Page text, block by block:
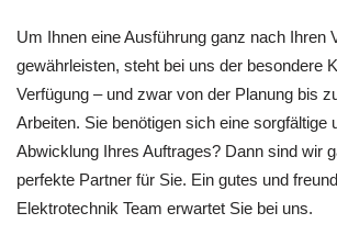
Um Ihnen eine Ausführung ganz nach Ihren
gewährleisten, steht bei uns der besondere
Verfügung – und zwar von der Planung bis
Arbeiten. Sie benötigen sich eine sorgfältige
Abwicklung Ihres Auftrages? Dann sind wir
perfekte Partner für Sie. Ein gutes und
Elektrotechnik Team erwartet Sie bei uns.